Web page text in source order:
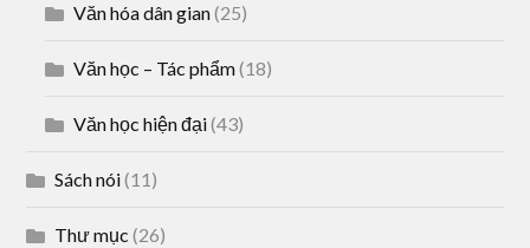
Văn hóa dân gian(25)
Văn học – Tác phẩm(18)
Văn học hiện đại(43)
Sách nói(11)
Thư mục (26)